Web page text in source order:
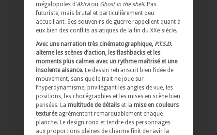
mégalopoles d’Akiraou Ghost in the shell. Pas
futuriste, mais brutal et particulièrement peu
accueillant. Ses souvenirs de guerre rappellent quant à
eux bien des conflits asiatiques de la fin du XXe siècle.
Avec une narration très cinématographique, P.T.S.D.
alterne les scènes d’action, les flashbacks et les
moments plus calmes avec un rythme maîtrisé et une
insolente aisance. Le dessin retranscrit bien l’idée de
mouvement, sans que le trait ne joue sur
l’hyperdynamisme, privilégiant les angles de vue, les
positions, les chorégraphies et les mises en scène bien
pensées. La multitude de détails et la mise en couleurs
texturéeagrémentent remarquablement chaque
planche. Le design rond et tendre des personnages
aux proportions pleines de charme finit de ravir la